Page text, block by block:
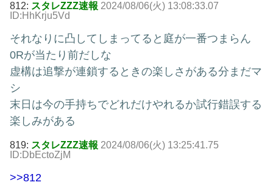
812: スタレZZZ速報 2024/08/06(火) 13:08:33.07
ID:HhKrju5Vd
それなりに凸してしまってると庭が一番つまらん
0Rが当たり前だしな
虚構は追撃が連鎖するときの楽しさがある分まだマ
シ
末日は今の手持ちでどれだけやれるか試行錯誤する
楽しみがある
819: スタレZZZ速報 2024/08/06(火) 13:25:41.75
ID:DbEctoZjM
>>812